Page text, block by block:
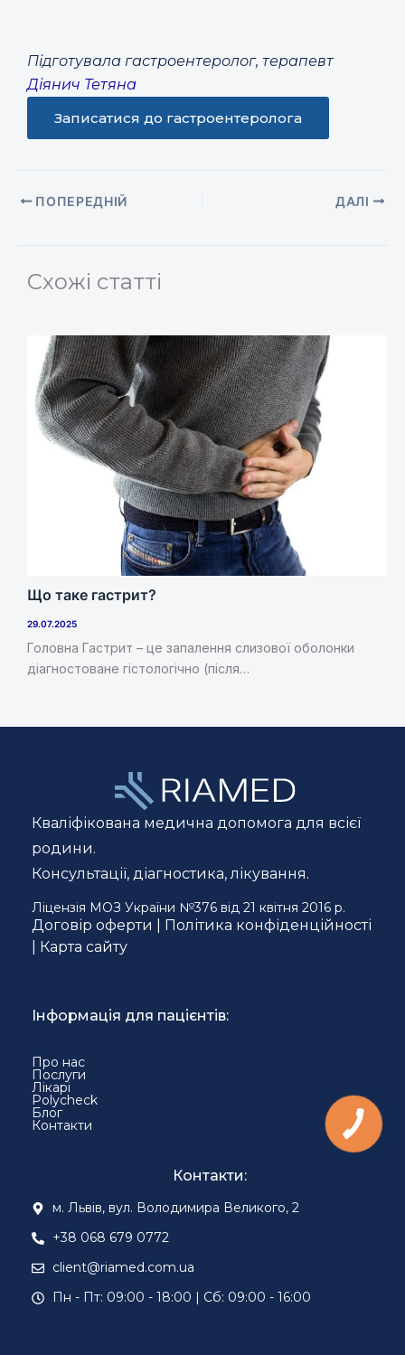
Підготувала гастроентеролог, терапевт
Діянич Тетяна
Записатися до гастроентеролога
ПОПЕРЕДНІЙ ДАЛІ
Схожі статті
Що таке гастрит?
29.07.2025
Головна Гастрит – це запалення слизової оболонки
діагностоване гістологічно (після…
Кваліфікована медична допомога для всієї
родини.
Консультації, діагностика, лікування.
Ліцензія МОЗ України №376 від 21 квітня 2016 р.
Договір оферти
Політика конфіденційності
Карта сайту
Інформація для пацієнтів:
Про нас
Послуги
Лікарі
Polycheck
Блог
Контакти
Контакти:
м. Львів, вул. Володимира Великого, 2
+38 068 679 0772
client@riamed.com.ua
Пн - Пт: 09:00 - 18:00 | Сб: 09:00 - 16:00